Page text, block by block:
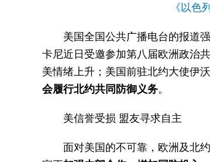
《以色
美国全国公共广播电台的报道
卡尼近日受邀参加第八届欧洲政治
美情绪上升；美国前驻北约大使伊
会履行北约共同防御义务。
美信誉受损 盟友寻求自主
面对美国的不可靠，欧洲及北